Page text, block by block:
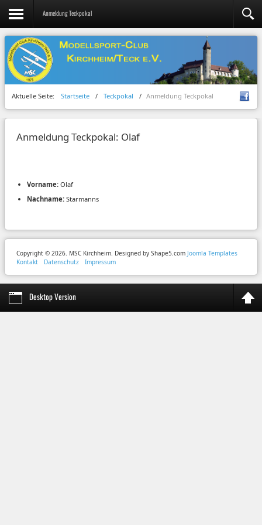
Anmeldung Teckpokal
Aktuelle Seite: Startseite / Teckpokal / Anmeldung Teckpokal
Anmeldung Teckpokal: Olaf
Vorname: Olaf
Nachname: Starmanns
Copyright © 2026. MSC Kirchheim. Designed by Shape5.com Joomla Templates
Kontakt
Datenschutz Impressum
Desktop Version